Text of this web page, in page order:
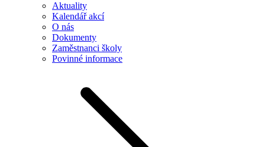
Aktuality
Kalendář akcí
O nás
Dokumenty
Zaměstnanci školy
Povinné informace